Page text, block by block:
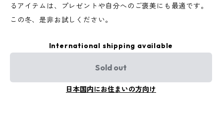
るアイテムは、プレゼントや自分へのご褒美にも最適です。
この冬、是非お試しください。
International shipping available
Sold out
日本国内にお住まいの方向け